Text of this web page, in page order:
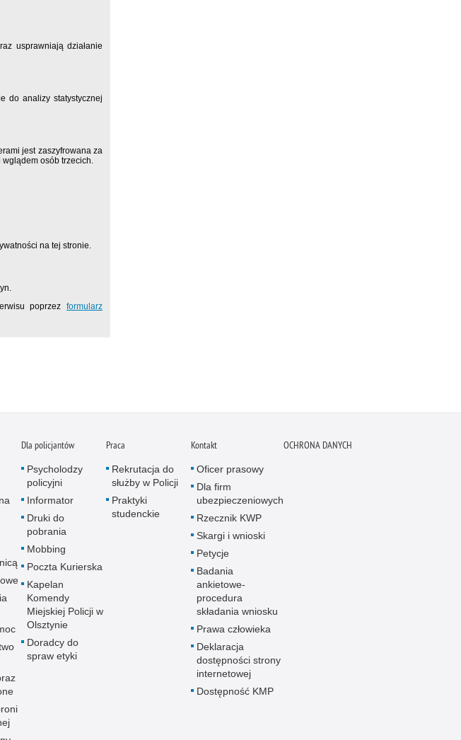
usprawniają działanie
do analizy statystycznej
jest zaszyfrowana za
wglądem osób trzecich.
na tej stronie.
poprzez formularz
Dla policjantów
Psycholodzy
policyjni
Informator
Druki do
pobrania
Mobbing
Poczta Kurierska
Kapelan
Komendy
Miejskiej Policji w
Olsztynie
Doradcy do
spraw etyki
Praca
Rekrutacja do
służby w Policji
Praktyki
studenckie
Kontakt
Oficer prasowy
Dla firm
ubezpieczeniowych
Rzecznik KWP
Skargi i wnioski
Petycje
Badania
ankietowe-
procedura
składania wniosku
Prawa człowieka
Deklaracja
dostępności strony
internetowej
Dostępność KMP
OCHRONA DANYCH